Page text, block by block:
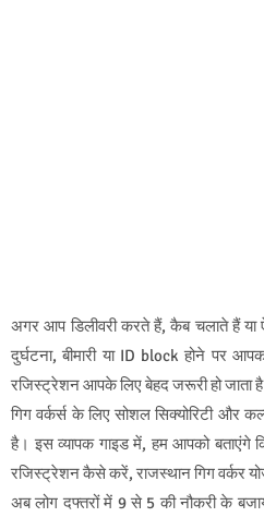
अगर आप डिलीवरी करते हैं, कैब चलाते हैं
दुर्घटना, बीमारी या ID block होने पर
रजिस्ट्रेशन आपके लिए बेहद जरूरी हो जाता
गिग वर्कर्स के लिए सोशल सिक्योरिटी और
है। इस व्यापक गाइड में, हम आपको बताएंगे
रजिस्ट्रेशन कैसे करें, राजस्थान गिग वर्कर
अब लोग दफ्तरों में 9 से 5 की नौकरी के